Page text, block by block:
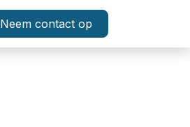
Activatie Aanbieding
Neem contact op